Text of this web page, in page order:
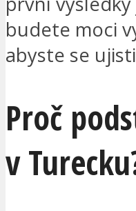
budete moci
abyste se
Proč
v